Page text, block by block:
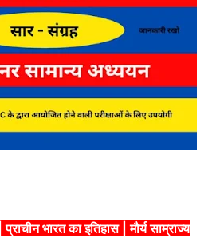
भारत का इतिहास | मौर्य साम्राज्य